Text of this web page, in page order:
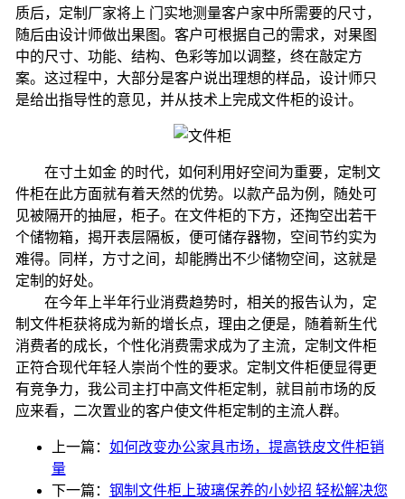
质后，定制厂家将上 门实地测量客户家中所需要的尺寸，
随后由设计师做出果图。客户可根据自己的需求，对果图
中的尺寸、功能、结构、色彩等加以调整，终在敲定方
案。这过程中，大部分是客户说出理想的样品，设计师只
是给出指导性的意见，并从技术上完成文件柜的设计。
在寸土如金 的时代，如何利用好空间为重要，定制文
件柜在此方面就有着天然的优势。以款产品为例，随处可
见被隔开的抽屉，柜子。在文件柜的下方，还掏空出若干
个储物箱，揭开表层隔板，便可储存器物，空间节约实为
难得。同样，方寸之间，却能腾出不少储物空间，这就是
定制的好处。
在今年上半年行业消费趋势时，相关的报告认为，定
制文件柜获将成为新的增长点，理由之便是，随着新生代
消费者的成长，个性化消费需求成为了主流，定制文件柜
正符合现代年轻人崇尚个性的要求。定制文件柜便显得更
有竞争力，我公司主打中高文件柜定制，就目前市场的反
应来看，二次置业的客户使文件柜定制的主流人群。
上一篇： 如何改变办公家具市场，提高铁皮文件柜销
量
下一篇： 钢制文件柜上玻璃保养的小妙招 轻松解决您